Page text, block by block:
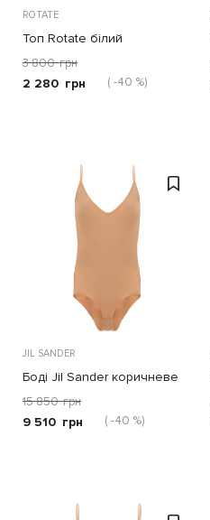
ROTATE
Топ Rotate білий
3 800 грн
2 280 грн ( -40 %)
JIL SANDER
Боді Jil Sander коричневе
15 850 грн
9 510 грн ( -40 %)